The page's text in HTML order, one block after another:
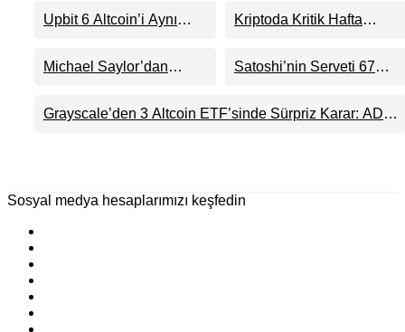
Upbit 6 Altcoin’i Aynı
Kriptoda Kritik Hafta
Yaşanacaklar
Michael Saylor’dan
Yeniden Alıma mı
Hazırlanıyor?
Satoshi’nin Serveti 67
Risk Ne?
Grayscale’den 3 Altcoin ETF’sinde Sürpriz Karar: ADA,
Sosyal medya hesaplarımızı keşfedin